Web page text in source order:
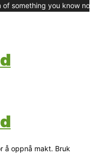
something you know
å oppnå makt. Bruk